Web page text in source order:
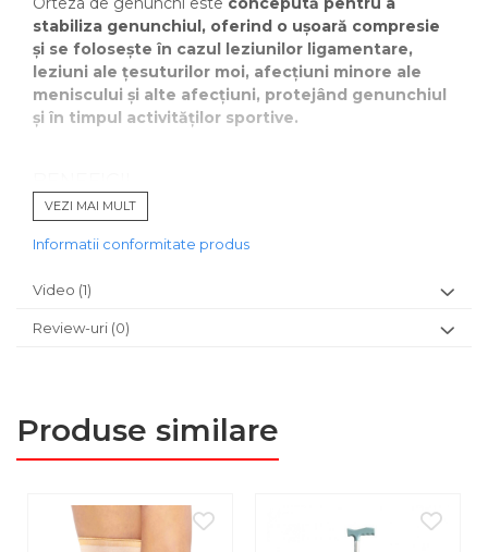
stabiliza genunchiul, oferind o ușoară compresie
și se folosește în cazul leziunilor ligamentare,
leziuni ale țesuturilor moi, afecțiuni minore ale
meniscului și alte afecțiuni, protejând genunchiul
și în timpul activităților sportive.
Stabilizează genunchiul și susține ligamentele
colaterale și încrucișate
Oferă suport și protecție
(ligamente, menisc, entorse)
Reduce riscul de reaccidentare
Potrivită pentru recuperare postoperatorie și
INDICAȚII MEDICALE
Tratamente pre și post chirurgicale
Protecția zonei genunchiului
VEZI MAI MULT
Informatii conformitate produs
Video (1)
Review-uri (0)
Produse similare